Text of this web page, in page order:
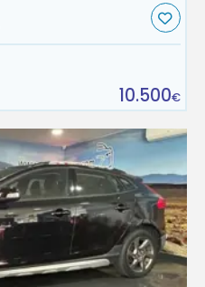
10.500€